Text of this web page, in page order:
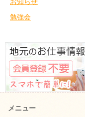
勉強会
メニュー